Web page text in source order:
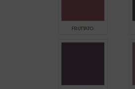
FRUTTATO.